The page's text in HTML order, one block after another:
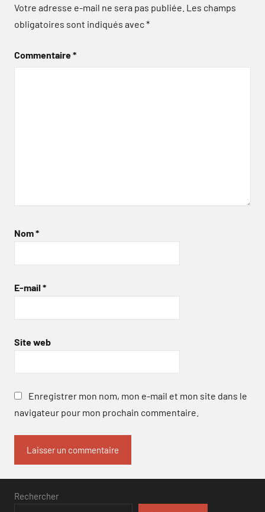
Votre adresse e-mail ne sera pas publiée. Les champs
obligatoires sont indiqués avec*
Commentaire*
Nom*
E-mail *
Site web
Enregistrer mon nom, mon e-mail et mon site dans le
navigateur pour mon prochain commentaire.
Rechercher